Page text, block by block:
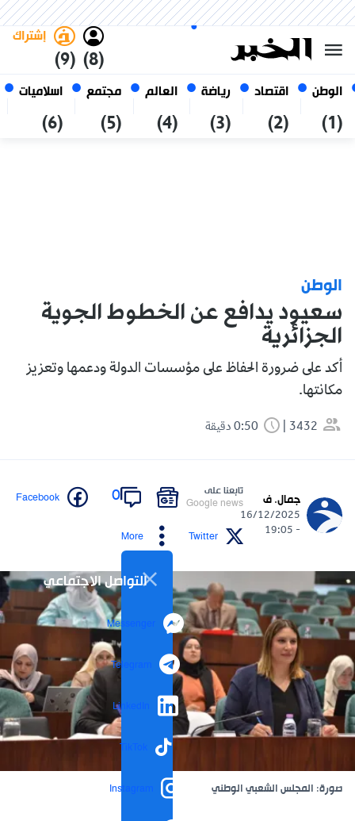
الوطن
(1)
اقتصاد
(2)
رياضة
(3)
العالم
(4)
مجتمع
(5)
اسلاميات
(6)
(8)
إشتراك
(9)
07 أغسطس 2026
الجزائر
الوطن
سعيود يدافع عن الخطوط الجوية
الجزائرية
أكد على ضرورة الحفاظ على مؤسسات الدولة ودعمها وتعزيز
مكانتها.
3432
جمال. ف
16/12/2025
- 19:05
تابعنا على
Google news
0
Facebook
Twitter
More
التواصل الاجتماعي
Messenger
Telegram
LinkedIn
TikTok
Instagram صورة: المجلس الشعبي الوطني